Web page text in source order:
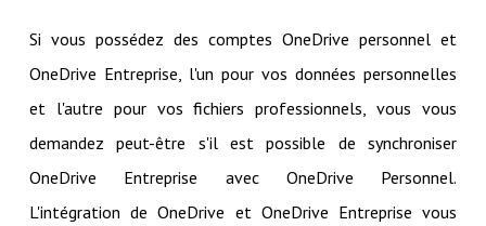
Si vous possédez des comptes OneDrive personnel et
OneDrive Entreprise, l'un pour vos données personnelles
et l'autre pour vos fichiers professionnels, vous vous
demandez peut-être s'il est possible de synchroniser
OneDrive Entreprise avec OneDrive Personnel.
L'intégration de OneDrive et OneDrive Entreprise vous